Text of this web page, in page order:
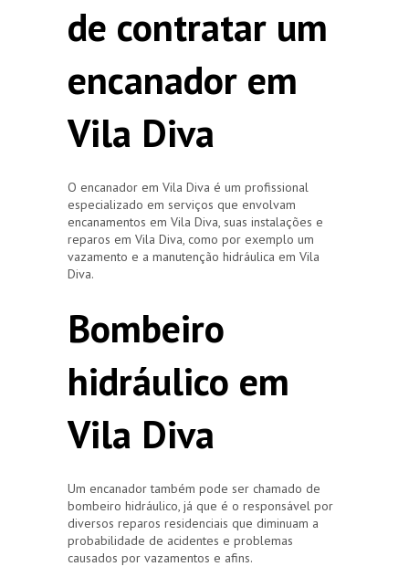
de contratar um
encanador em
Vila Diva
O encanador em Vila Diva é um profissional
especializado em serviços que envolvam
encanamentos em Vila Diva, suas instalações e
reparos em Vila Diva, como por exemplo um
vazamento e a manutenção hidráulica em Vila
Diva.
Bombeiro
hidráulico em
Vila Diva
Um encanador também pode ser chamado de
bombeiro hidráulico, já que é o responsável por
diversos reparos residenciais que diminuam a
probabilidade de acidentes e problemas
causados por vazamentos e afins.